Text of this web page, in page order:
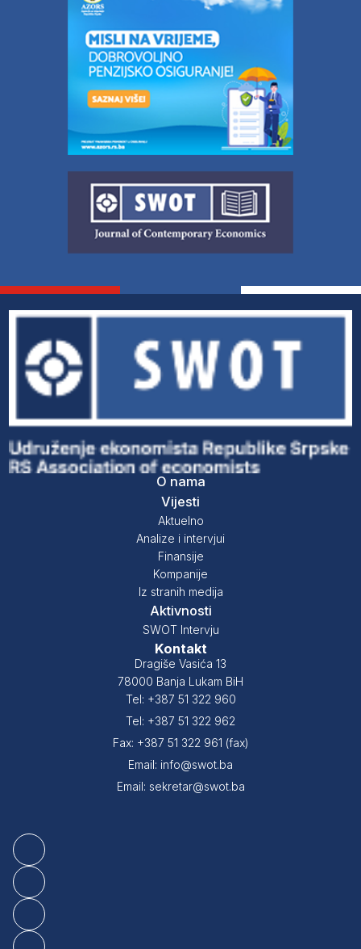
O nama
Vijesti
Aktuelno
Analize i intervjui
Finansije
Kompanije
Iz stranih medija
Aktivnosti
SWOT Intervju
Kontakt
Dragiše Vasića 13
78000 Banja Lukam BiH
Tel: +387 51 322 960
Tel: +387 51 322 962
Fax: +387 51 322 961 (fax)
Email: info@swot.ba
Email: sekretar@swot.ba